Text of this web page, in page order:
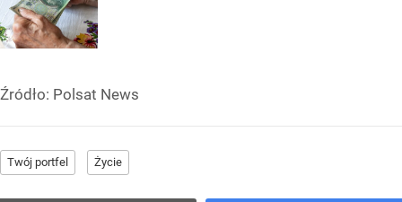
Źródło: Polsat News
Twój portfel Życie